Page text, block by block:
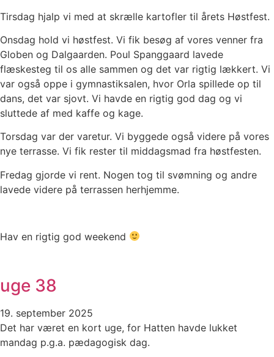
Tirsdag hjalp vi med at skrælle kartofler til årets Høstfest.
Onsdag hold vi høstfest. Vi fik besøg af vores venner fra
Globen og Dalgaarden. Poul Spanggaard lavede
flæskesteg til os alle sammen og det var rigtig lækkert. Vi
var også oppe i gymnastiksalen, hvor Orla spillede op til
dans, det var sjovt. Vi havde en rigtig god dag og vi
sluttede af med kaffe og kage.
Torsdag var der varetur. Vi byggede også videre på vores
nye terrasse. Vi fik rester til middagsmad fra høstfesten.
Fredag gjorde vi rent. Nogen tog til svømning og andre
lavede videre på terrassen herhjemme.
Hav en rigtig god weekend
uge 38
19. september 2025
Det har været en kort uge, for Hatten havde lukket
mandag p.g.a. pædagogisk dag.